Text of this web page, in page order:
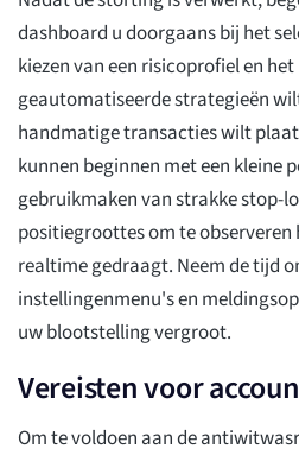
dashboard u doorgaans bij het
kiezen van een risicoprofiel en het
geautomatiseerde strategieën
handmatige transacties wilt
kunnen beginnen met een kleine
gebruikmaken van strakke stop-
positiegroottes om te
realtime gedraagt. Neem de tijd
instellingenmenu's en
uw blootstelling vergroot.
Vereisten voor
Om te voldoen aan de